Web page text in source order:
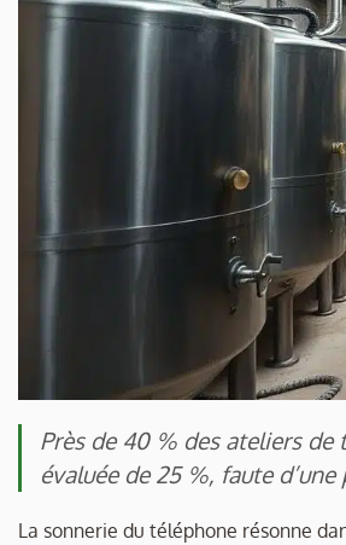
Près de 40 % des ateliers
évaluée de 25 %, faute
La sonnerie du téléphone résonne